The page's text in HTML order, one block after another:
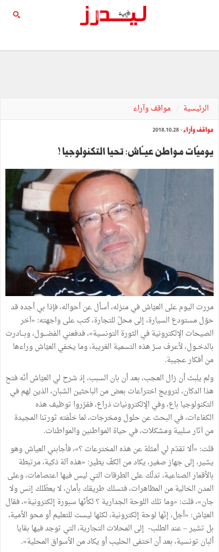
الرئيسية مواقف وآراء
مواقف وآراء- 2018.10.28
يوميّات مـواطن عيــّاش: تحيا التكنولوجيا !
مررت اليوم على العيّاش في منزله، أسأل عن أحواله، فإذا بي أجده قد
حوّل مستودع السيارة، إلى محلّ للتجارة، كتب على واجهته: «آخر
الصيحات الإلكترونية في الثورة التونسية»، فدفعني الفضـــول، وبـــادرت
بالدخــول، لأعرف سرّ هذه التسمية الغريبة، وما يخفي العيّاش وراءها
من أفكار عجيبة.
ولم يلبث أن زال العجب، بعد أن بان السبب، إذ شرح لي العيّاش أنّه فتح
هذا الدكان، لترويج اختراعات بعض من الباحثين الشبان، الذين لهم في
التكنولوجيا باع، وفي الإلكترونيات ذراع، فقرّروا توظيف هذه
الكفاءات، في البحث عن حلول ومخرجات، لما خلّفته ثورتنا المجيدة
من آثار سلبية ومشكلات، في حياة المواطنين والمواطنات.
قلت: «ألا تقدّم لي أمثلة عن هذه المخترعات ؟»، فأجابني العياش وهو
يشير، إلى جهاز صغير، يكاد من الكفّ يطير: «هذه آلة ذكية، مرتبطة
بالأقمار الصناعية، تدلّك على الطرقات التي ليس فيها اعتصامات، وعلى
المدن الخالية من المظاهرات، فتسلك طريقك بأمان، لا يعطّلك إنس ولا
جان»، قلت: «وما تلك اللوحة الجدارية ؟ لكأنّها سبورة إلكترونية»، فقال
العيّاش: «أجل، إنّها لوحة إلكترونية، لكنّها ليست للتعليم أو محو الأمية،
بل تشير – عند الطلب- إلى المحلات التجارية، التي توجد فيها بقايا
ألبان تونسية، بعد أن اختفى الحليب أو يكاد من الأسواق المحلية».